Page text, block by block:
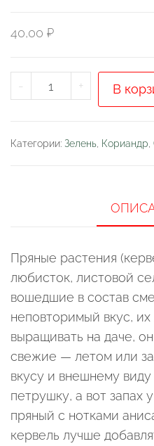
40,00 ₽
-
Количество
товара
семян
вкладышей)
+ В
Категории: Зелень, Кориандр,
Пряные растения
любисток, листовой
вошедшие в состав
неповторимый вкус,
выращивать на даче,
свежие — летом или
вкусу и внешнему
петрушку, а вот запах
пряный с нотками
кервель лучше